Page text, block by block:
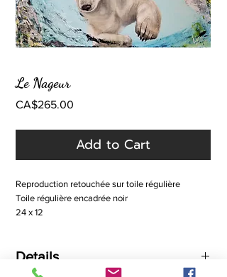
Le Nageur
CA$265.00
Add to Cart
Reproduction retouchée sur toile régulière
Toile régulière encadrée noir
24 x 12
Taxes incluses dans le prix affiché
Details